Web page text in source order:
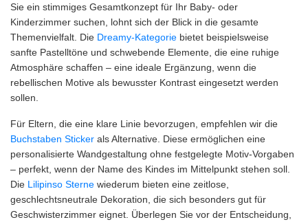
Sie ein stimmiges Gesamtkonzept für Ihr Baby- oder
Kinderzimmer suchen, lohnt sich der Blick in die gesamte
Themenvielfalt. Die Dreamy-Kategorie bietet beispielsweise
sanfte Pastelltöne und schwebende Elemente, die eine ruhige
Atmosphäre schaffen – eine ideale Ergänzung, wenn die
rebellischen Motive als bewusster Kontrast eingesetzt werden
sollen.
Für Eltern, die eine klare Linie bevorzugen, empfehlen wir die
Buchstaben Sticker als Alternative. Diese ermöglichen eine
personalisierte Wandgestaltung ohne festgelegte Motiv-Vorgaben
– perfekt, wenn der Name des Kindes im Mittelpunkt stehen soll.
Die Lilipinso Sterne wiederum bieten eine zeitlose,
geschlechtsneutrale Dekoration, die sich besonders gut für
Geschwisterzimmer eignet. Überlegen Sie vor der Entscheidung,